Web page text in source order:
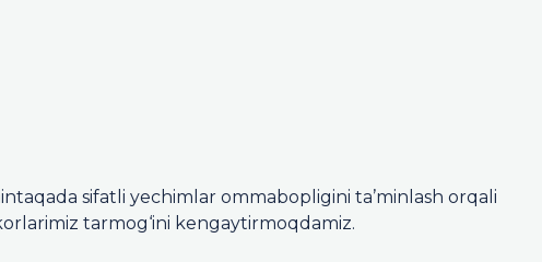
sifatli yechimlar ommabopligini ta’minlash orqali
tarmog‘ini kengaytirmoqdamiz.